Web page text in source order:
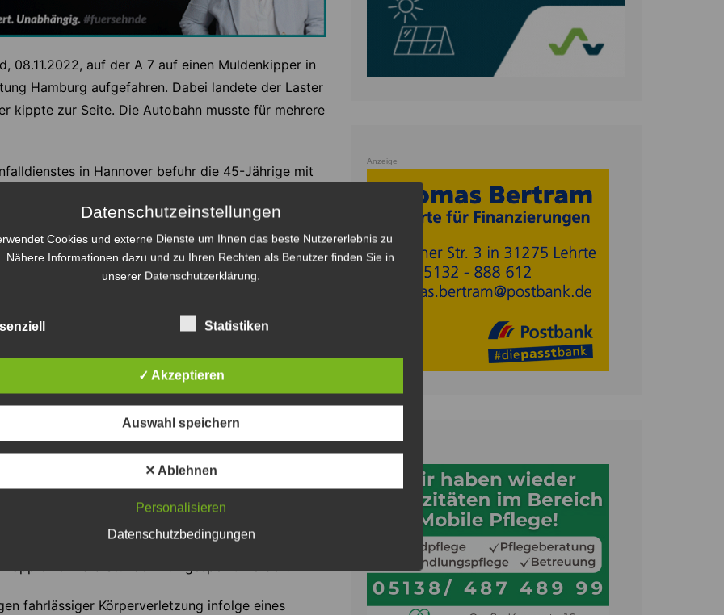
08.11.2022, auf der A 7 auf einen Muldenkipper in
Hamburg aufgefahren. Dabei landete der Laster
kippte zur Seite. Die Autobahn musste für mehrere
in Hannover befuhr die 45-Jährige mit
A 7 in Fahrtrichtung Hamburg. Auf Höhe der
auf der mittleren Fahrbahn auf, weil sie lasut
abgelenkt war. Durch den Aufprall schleuderte
alle drei Fahrstreifen und landete zum Schluss
der 45-Jährigen kippte durch den
mehrere Meter über die Fahrbahn.
mit seiner Zugmaschine herumliegende
Ein 34-jähriger BMW-Fahrer wich dem über
Muldenlaster aus. Beim Ausweichmanöver
setzte allerdings seine Fahrt
ein 71-Jähriger mit seinem BMW den
Unfall erlitten seine 45-Jährige und sein 67-
und die Unfallaufnahme
eineinhalb Stunden voll gesperrt werden.
fahrlässiger Körperverletzung infolge eines
Anzeige
Anzeige
Datenschutzeinstellungen
Cookies und externe Dienste um Ihnen das beste Nutzererlebnis zu
Nähere Informationen dazu und zu Ihren Rechten als Benutzer finden Sie in
unserer Datenschutzerklärung.
Statistiken
✓ Akzeptieren
Auswahl speichern
✕ Ablehnen
Personalisieren
Datenschutzbedingungen